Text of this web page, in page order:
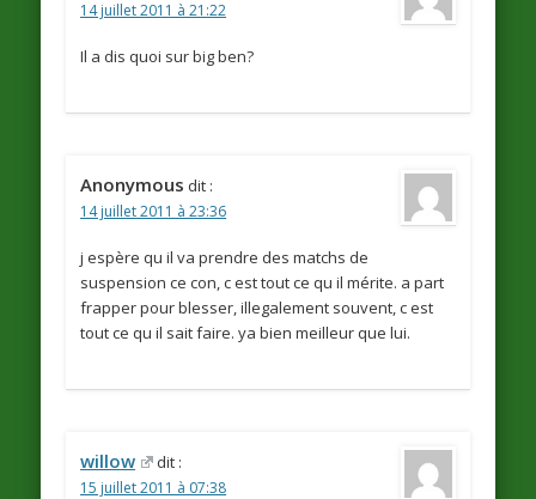
14 juillet 2011 à 21:22
Il a dis quoi sur big ben?
Anonymous dit :
14 juillet 2011 à 23:36
j espère qu il va prendre des matchs de
suspension ce con, c est tout ce qu il mérite. a part
frapper pour blesser, illegalement souvent, c est
tout ce qu il sait faire. ya bien meilleur que lui.
willow dit :
15 juillet 2011 à 07:38